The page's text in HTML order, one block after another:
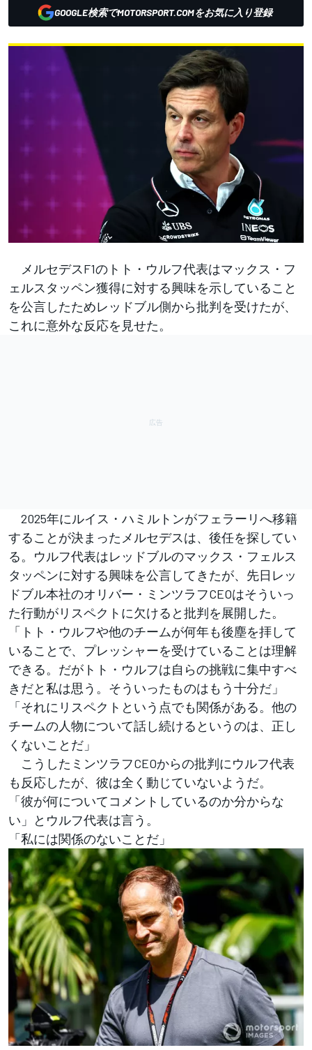
GOOGLE検索でMOTORSPORT.COMをお気に入り登録
メルセデスF1のトト・ウルフ代表はマックス・フ
ェルスタッペン獲得に対する興味を示していること
を公言したためレッドブル側から批判を受けたが、
これに意外な反応を見せた。
2025年にルイス・ハミルトンがフェラーリへ移籍
することが決まったメルセデスは、後任を探してい
る。ウルフ代表はレッドブルのマックス・フェルス
タッペンに対する興味を公言してきたが、先日レッ
ドブル本社のオリバー・ミンツラフCEOはそういっ
た行動がリスペクトに欠けると批判を展開した。
「トト・ウルフや他のチームが何年も後塵を拝して
いることで、プレッシャーを受けていることは理解
できる。だがトト・ウルフは自らの挑戦に集中すべ
きだと私は思う。そういったものはもう十分だ」
「それにリスペクトという点でも関係がある。他の
チームの人物について話し続けるというのは、正し
くないことだ」
こうしたミンツラフCEOからの批判にウルフ代表
も反応したが、彼は全く動じていないようだ。
「彼が何についてコメントしているのか分からな
い」とウルフ代表は言う。
「私には関係のないことだ」